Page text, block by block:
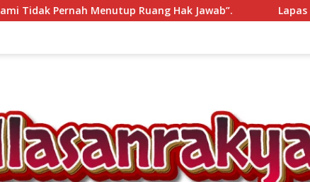
Hak Jawab”. Lapas Narkotika Muara Beliti